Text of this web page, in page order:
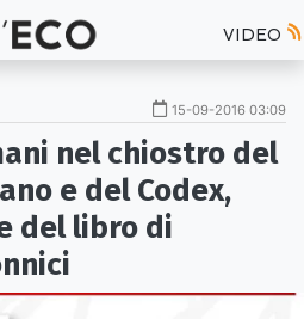
VIDEO
15-09-2016 03:09
nel chiostro del
e del Codex,
del libro di